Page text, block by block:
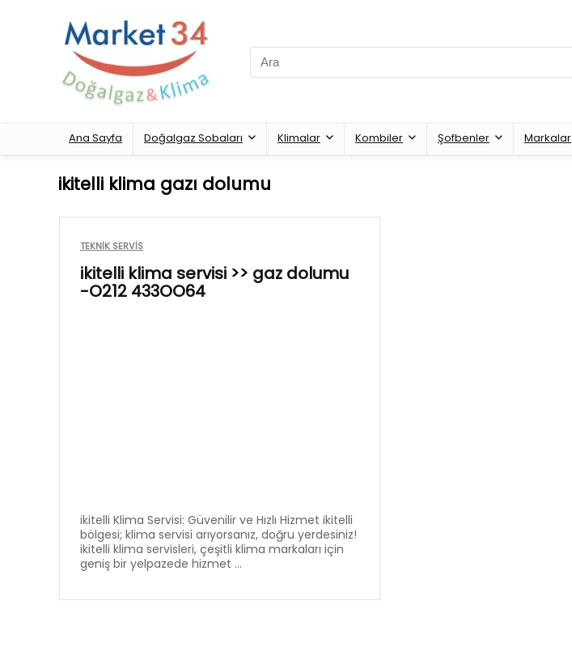
Search
for:
Ana Sayfa Doğalgaz Sobaları Klimalar Kombiler Şofbenler Markalar
ikitelli klima gazı dolumu
TEKNIK SERVIS
ikitelli klima servisi >> gaz dolumu
-O212 433OO64
ikitelli Klima Servisi: Güvenilir ve Hızlı Hizmet ikitelli
bölgesi; klima servisi arıyorsanız, doğru yerdesiniz!
ikitelli klima servisleri, çeşitli klima markaları için
geniş bir yelpazede hizmet ...